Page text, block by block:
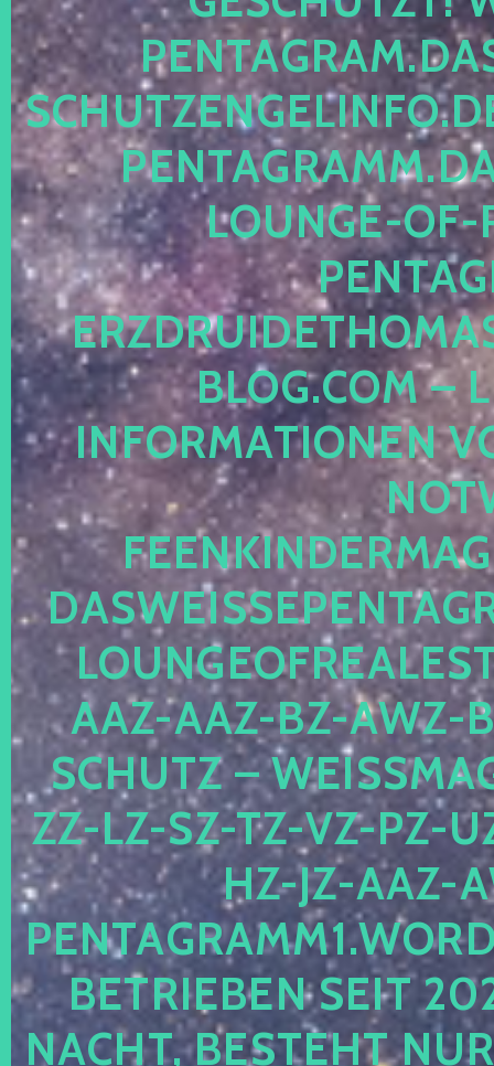
OUNGE-OF-
LOG.COM –
NFORMATIONEN
AZ-AAZ-BZ-AWZ-
CHUTZ –
-LZ-SZ-TZ-VZ-PZ-UZ-
-JZ-AAZ-
TRIEBEN SEIT 2024
CHT, BESTEHT NUR